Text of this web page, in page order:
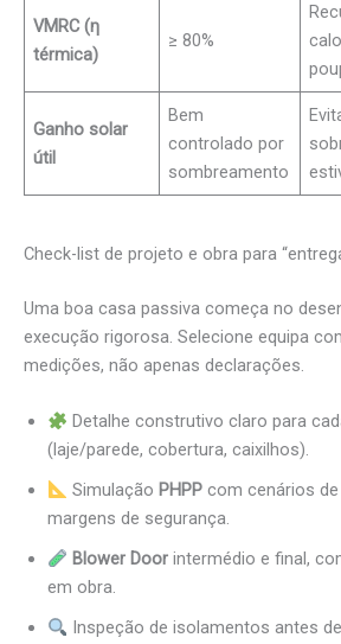
VMRC (η
térmica)
≥ 80%
Ganho solar
útil
Bem
controlado por
sombreamento
Check-list de projeto e obra para
Uma boa casa passiva começa no
execução rigorosa. Selecione equipa
medições, não apenas declarações.
Detalhe construtivo claro para
(laje/parede, cobertura, caixilhos).
Simulação PHPPcom cenários
margens de segurança.
Blower Doorintermédio e final,
em obra.
Inspeção de isolamentos antes